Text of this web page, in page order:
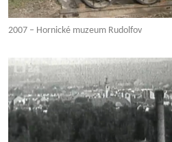
2007 – Hornické muzeum Rudolfov